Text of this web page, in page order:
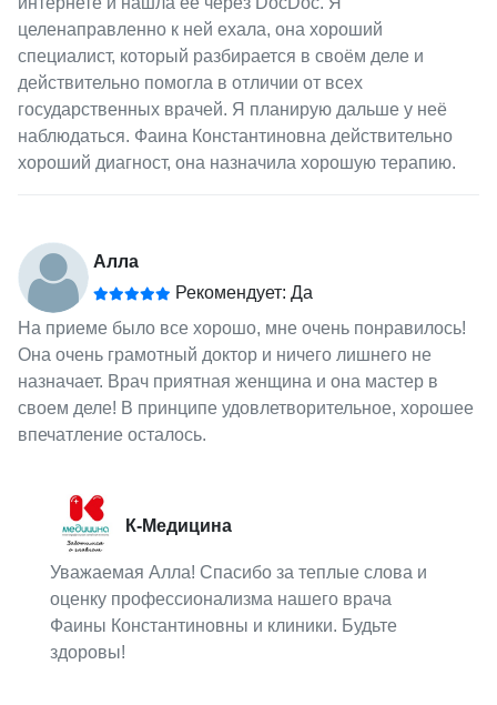
целенаправленно к ней ехала, она хороший
специалист, который разбирается в своём деле и
действительно помогла в отличии от всех
государственных врачей. Я планирую дальше у неё
наблюдаться. Фаина Константиновна действительно
хороший диагност, она назначила хорошую терапию.
Алла
Рекомендует: Да
На приеме было все хорошо, мне очень понравилось!
Она очень грамотный доктор и ничего лишнего не
назначает. Врач приятная женщина и она мастер в
своем деле! В принципе удовлетворительное, хорошее
впечатление осталось.
К-Медицина
Уважаемая Алла! Спасибо за теплые слова и
оценку профессионализма нашего врача
Фаины Константиновны и клиники. Будьте
здоровы!